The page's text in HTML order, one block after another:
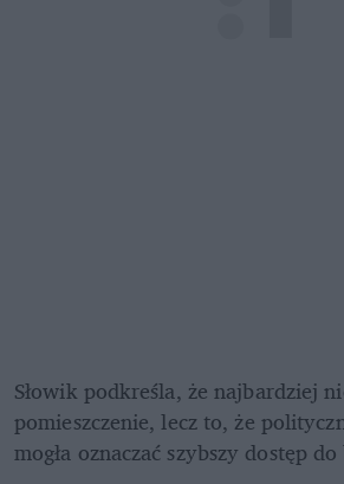
Słowik podkreśla, że najbardziej
pomieszczenie, lecz to, że
mogła oznaczać szybszy dostęp